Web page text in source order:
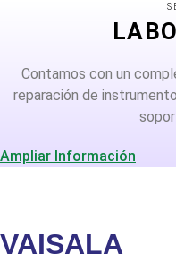
Contamos con un
reparación de
Ampliar Información
VAISALA